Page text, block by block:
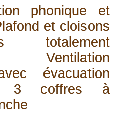
phonique et
et cloisons
totalement
Ventilation
évacuation
3 coffres à